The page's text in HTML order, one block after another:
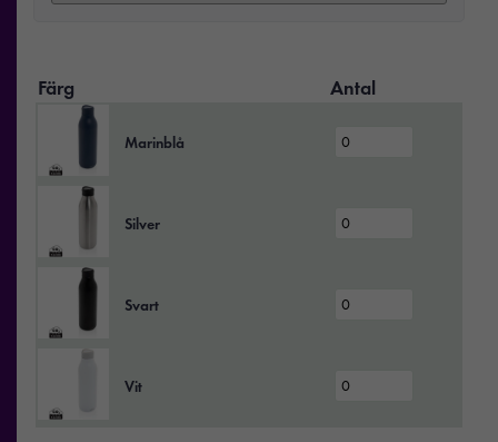
Färg Antal
Marinblå
Silver
Svart
Vit